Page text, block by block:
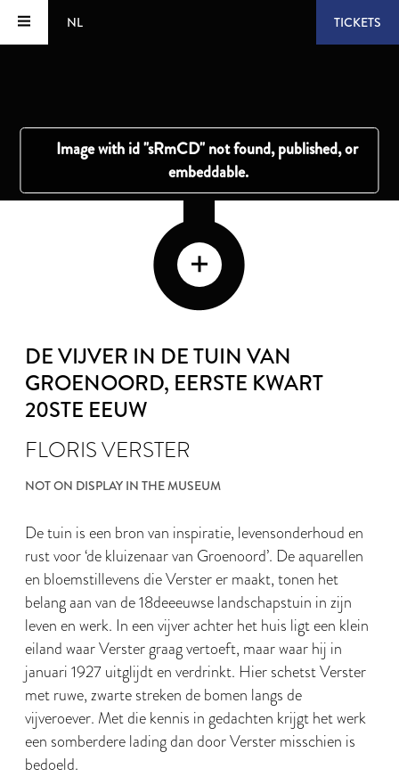
NL TICKETS
DE VIJVER IN DE TUIN VAN
GROENOORD, EERSTE KWART
20STE EEUW
FLORIS VERSTER
NOT ON DISPLAY IN THE MUSEUM
De tuin is een bron van inspiratie, levensonderhoud en
rust voor ‘de kluizenaar van Groenoord’. De aquarellen
en bloemstillevens die Verster er maakt, tonen het
belang aan van de 18deeeuwse landschapstuin in zijn
leven en werk. In een vijver achter het huis ligt een klein
eiland waar Verster graag vertoeft, maar waar hij in
januari 1927 uitglijdt en verdrinkt. Hier schetst Verster
met ruwe, zwarte streken de bomen langs de
vijveroever. Met die kennis in gedachten krijgt het werk
een somberdere lading dan door Verster misschien is
bedoeld.